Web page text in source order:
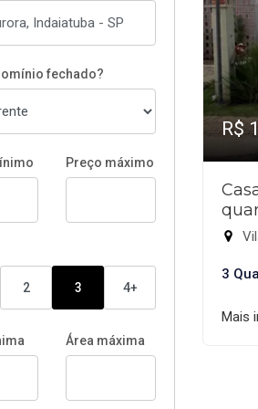
fechado?
Preço máximo
2 3 4+
Área máxima
R$
3
Mais